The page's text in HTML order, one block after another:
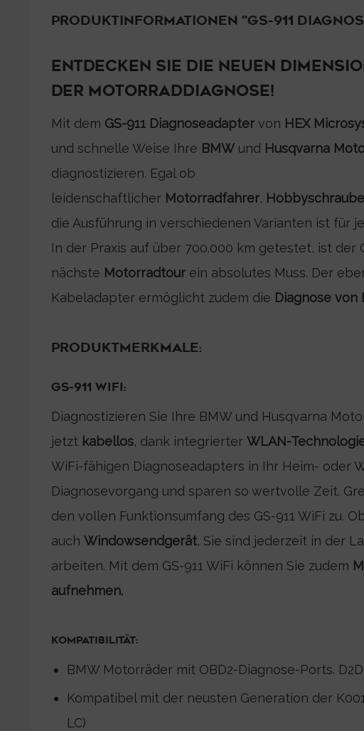
PRODUKTINFORMATIONEN "GS-911
ENTDECKEN SIE DIE NEUEN
DER MOTORRADDIAGNOSE!
Mit dem GS-911 Diagnoseadapter von HEX
und schnelle Weise Ihre BMW und Husqvarna
diagnostizieren. Egal ob
leidenschaftlicher Motorradfahrer,
die Ausführung in verschiedenen Varianten ist für
In der Praxis auf über 700.000 km getestet, ist der
nächste Motorradtour ein absolutes Muss. Der
Kabeladapter ermöglicht zudem die Diagnose
PRODUKTMERKMALE:
GS-911 WIFI:
Diagnostizieren Sie Ihre BMW und Husqvarna
jetzt kabellos, dank integrierter WLAN-
WiFi-fähigen Diagnoseadapters in Ihr Heim- oder
Diagnosevorgang und sparen so wertvolle Zeit.
den vollen Funktionsumfang des GS-911 WiFi zu.
auch Windowsendgerät, Sie sind jederzeit in der
arbeiten. Mit dem GS-911 WiFi können Sie zudem
aufnehmen.
KOMPATIBILITÄT:
BMW Motorräder mit OBD2-Diagnose-Ports.
Kompatibel mit der neusten Generation der
LC)